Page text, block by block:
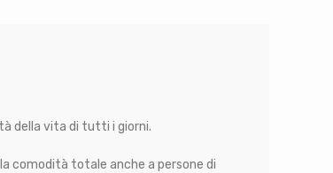
della vita di tutti i giorni.
comodità totale anche a persone di